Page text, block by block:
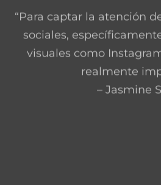
“Para captar la atención
sociales,
visuales como
realmente
– Jasmine